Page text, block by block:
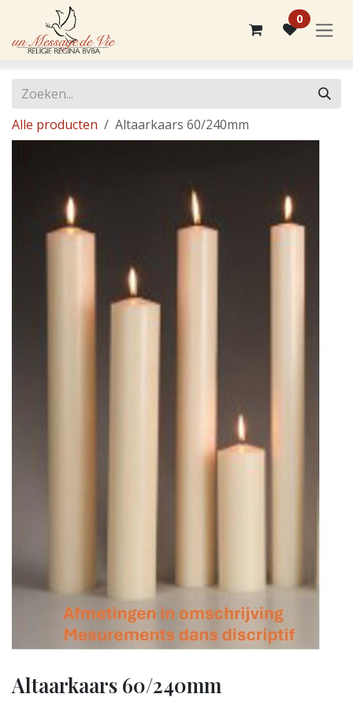
Overslaan naar inhoud
0
Alle producten Altaarkaars 60/240mm
Altaarkaars 60/240mm